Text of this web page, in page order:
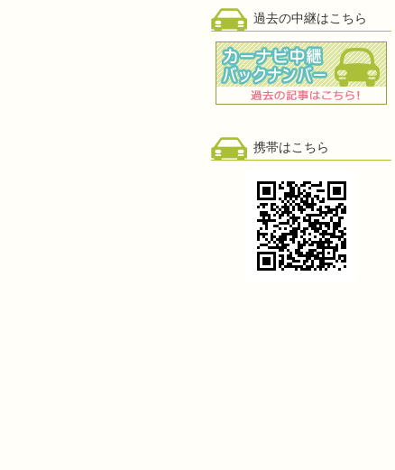
過去の中継はこちら
携帯はこちら